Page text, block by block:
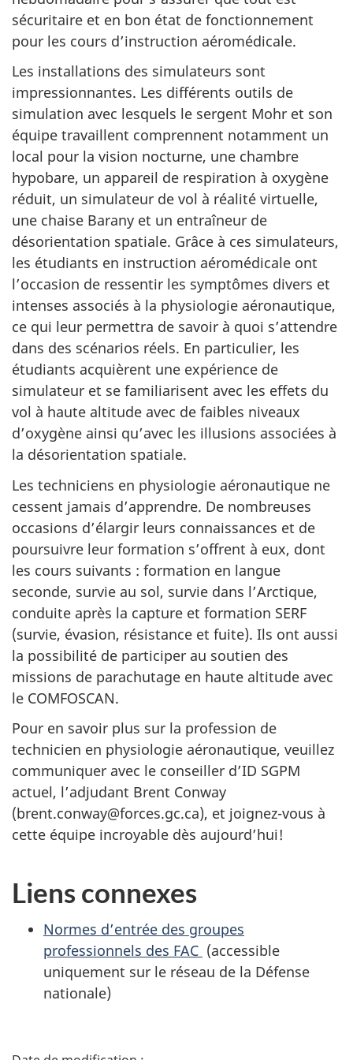
sécuritaire et en bon état de fonctionnement
pour les cours d’instruction aéromédicale.
Les installations des simulateurs sont
impressionnantes. Les différents outils de
simulation avec lesquels le sergent Mohr et son
équipe travaillent comprennent notamment un
local pour la vision nocturne, une chambre
hypobare, un appareil de respiration à oxygène
réduit, un simulateur de vol à réalité virtuelle,
une chaise Barany et un entraîneur de
désorientation spatiale. Grâce à ces simulateurs,
les étudiants en instruction aéromédicale ont
l’occasion de ressentir les symptômes divers et
intenses associés à la physiologie aéronautique,
ce qui leur permettra de savoir à quoi s’attendre
dans des scénarios réels. En particulier, les
étudiants acquièrent une expérience de
simulateur et se familiarisent avec les effets du
vol à haute altitude avec de faibles niveaux
d’oxygène ainsi qu’avec les illusions associées à
la désorientation spatiale.
Les techniciens en physiologie aéronautique ne
cessent jamais d’apprendre. De nombreuses
occasions d’élargir leurs connaissances et de
poursuivre leur formation s’offrent à eux, dont
les cours suivants : formation en langue
seconde, survie au sol, survie dans l’Arctique,
conduite après la capture et formation SERF
(survie, évasion, résistance et fuite). Ils ont aussi
la possibilité de participer au soutien des
missions de parachutage en haute altitude avec
le COMFOSCAN.
Pour en savoir plus sur la profession de
technicien en physiologie aéronautique, veuillez
communiquer avec le conseiller d’ID SGPM
actuel, l’adjudant Brent Conway
(brent.conway@forces.gc.ca), et joignez-vous à
cette équipe incroyable dès aujourd’hui!
Liens connexes
Normes d’entrée des groupes
professionnels des FAC (accessible
uniquement sur le réseau de la Défense
nationale)